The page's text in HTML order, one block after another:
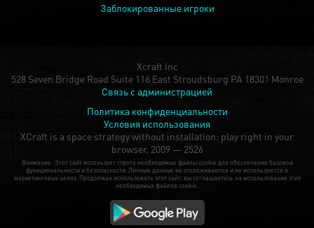
Заблокированные игроки
Xcraft Inc
528 Seven Bridge Road Suite 116 East Stroudsburg PA 18301 Monroe
Связь с администрацией
Политика конфиденциальности
Условия использования
XCraft is a space strategy without installation: play right in your
browser. 2009 — 2526
Внимание: Этот сайт использует строго необходимые файлы cookie для обеспечения базовой
функциональности и безопасности. Личные данные не отслеживаются и не используются в
маркетинговых целях. Продолжая использовать этот сайт, вы соглашаетесь на использование этих
необходимых файлов cookie.